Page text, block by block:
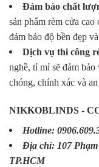
Đảm bảo chất
sản phẩm rèm cửa
đảm bảo độ bền đẹp
Dịch vụ thi công
nghề, tỉ mỉ sẽ đảm
chóng, chính xác và an
NIKKOBLINDS -
Hotline:
Địa chỉ: 107
TP.HCM